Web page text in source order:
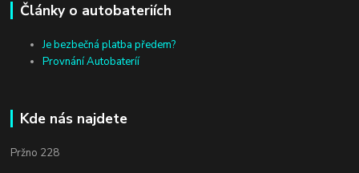
Články o autobateriích
Je bezbečná platba předem?
Provnání Autobateríí
Kde nás najdete
Pržno 228